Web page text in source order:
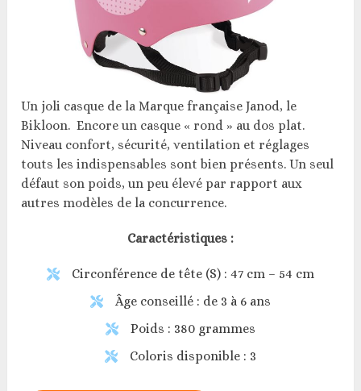
Un joli casque de la Marque française Janod, le
Bikloon. Encore un casque « rond » au dos plat.
Niveau confort, sécurité, ventilation et réglages
touts les indispensables sont bien présents. Un seul
défaut son poids, un peu élevé par rapport aux
autres modèles de la concurrence.
Caractéristiques :
Circonférence de tête (S) : 47 cm – 54 cm
Âge conseillé : de 3 à 6 ans
Poids : 380 grammes
Coloris disponible : 3